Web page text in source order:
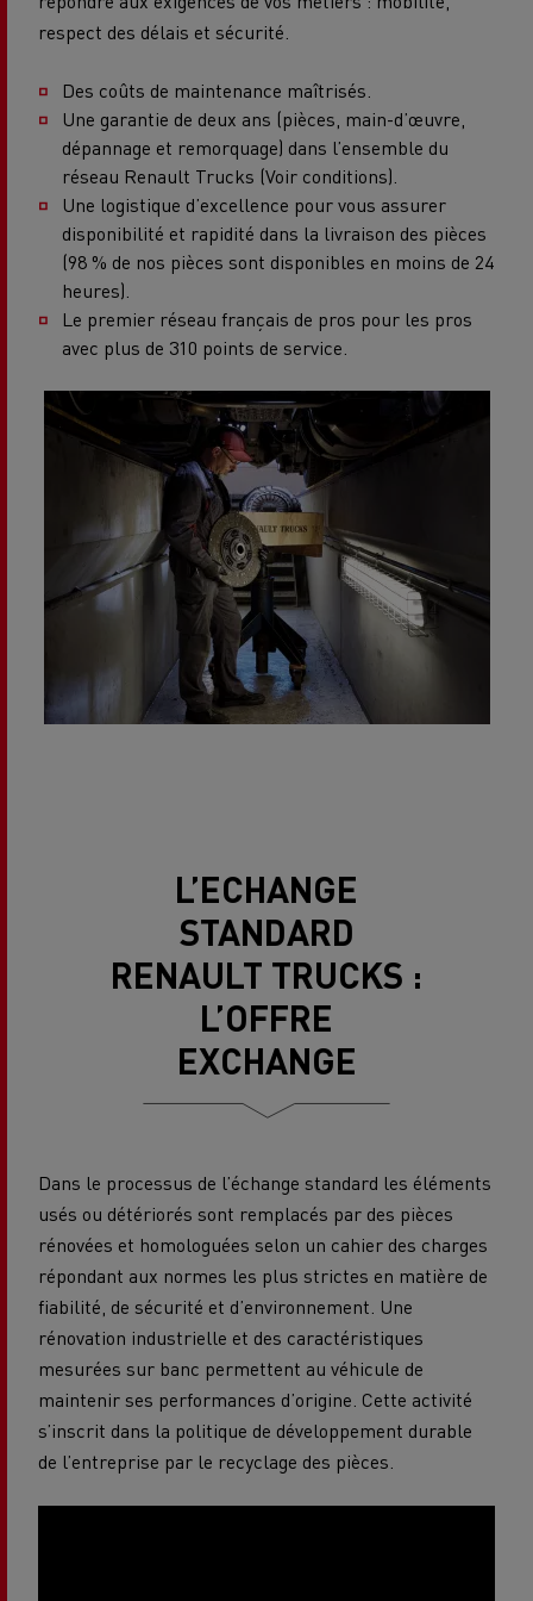
respect des délais et sécurité.
Des coûts de maintenance maîtrisés.
Une garantie de deux ans (pièces, main-d’œuvre,
dépannage et remorquage) dans l’ensemble du
réseau Renault Trucks (Voir conditions).
Une logistique d’excellence pour vous assurer
disponibilité et rapidité dans la livraison des pièces
(98 % de nos pièces sont disponibles en moins de 24
heures).
Le premier réseau français de pros pour les pros
avec plus de 310 points de service.
L’ECHANGE
STANDARD
RENAULT TRUCKS :
L’OFFRE
EXCHANGE
Dans le processus de l’échange standard les éléments
usés ou détériorés sont remplacés par des pièces
rénovées et homologuées selon un cahier des charges
répondant aux normes les plus strictes en matière de
fiabilité, de sécurité et d’environnement. Une
rénovation industrielle et des caractéristiques
mesurées sur banc permettent au véhicule de
maintenir ses performances d’origine. Cette activité
s’inscrit dans la politique de développement durable
de l’entreprise par le recyclage des pièces.